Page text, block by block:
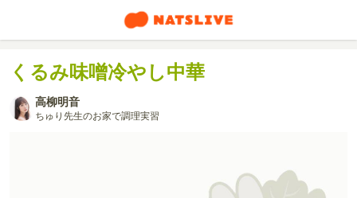
くるみ味噌冷やし中華
高柳明音
ちゅり先生のお家で調理実習